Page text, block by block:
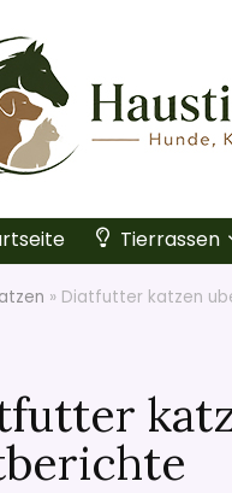
Tierrassen
» Diatfutter katzen